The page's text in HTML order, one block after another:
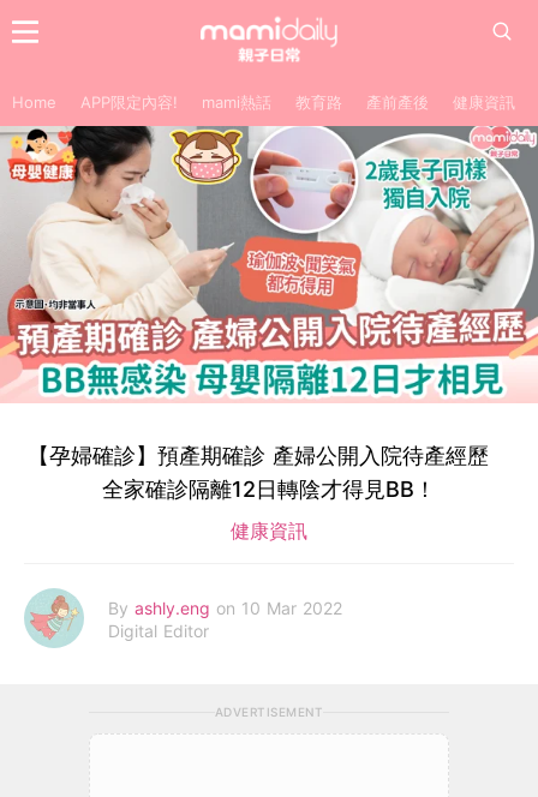
Home APP限定內容! mami熱話 教育路 產前產後 健康資訊
【孕婦確診】預產期確診 產婦公開入院待產經歷
全家確診隔離12日轉陰才得見BB！
健康資訊
By ashly.eng on 10 Mar 2022
Digital Editor
ADVERTISEMENT